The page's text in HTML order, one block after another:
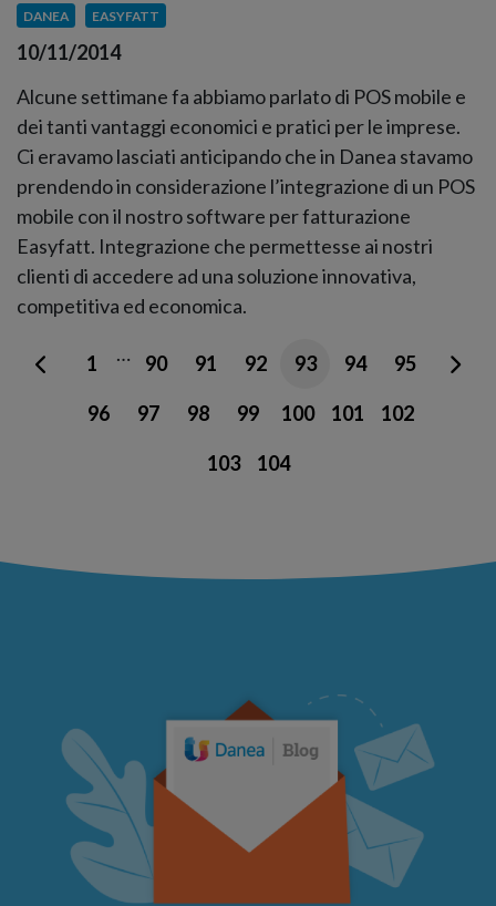
DANEA EASYFATT
10/11/2014
Alcune settimane fa abbiamo parlato di POS mobile e
dei tanti vantaggi economici e pratici per le imprese.
Ci eravamo lasciati anticipando che in Danea stavamo
prendendo in considerazione l’integrazione di un POS
mobile con il nostro software per fatturazione
Easyfatt. Integrazione che permettesse ai nostri
clienti di accedere ad una soluzione innovativa,
competitiva ed economica.
1 … 90 91 92 93 94 95
96 97 98 99 100 101 102
103 104